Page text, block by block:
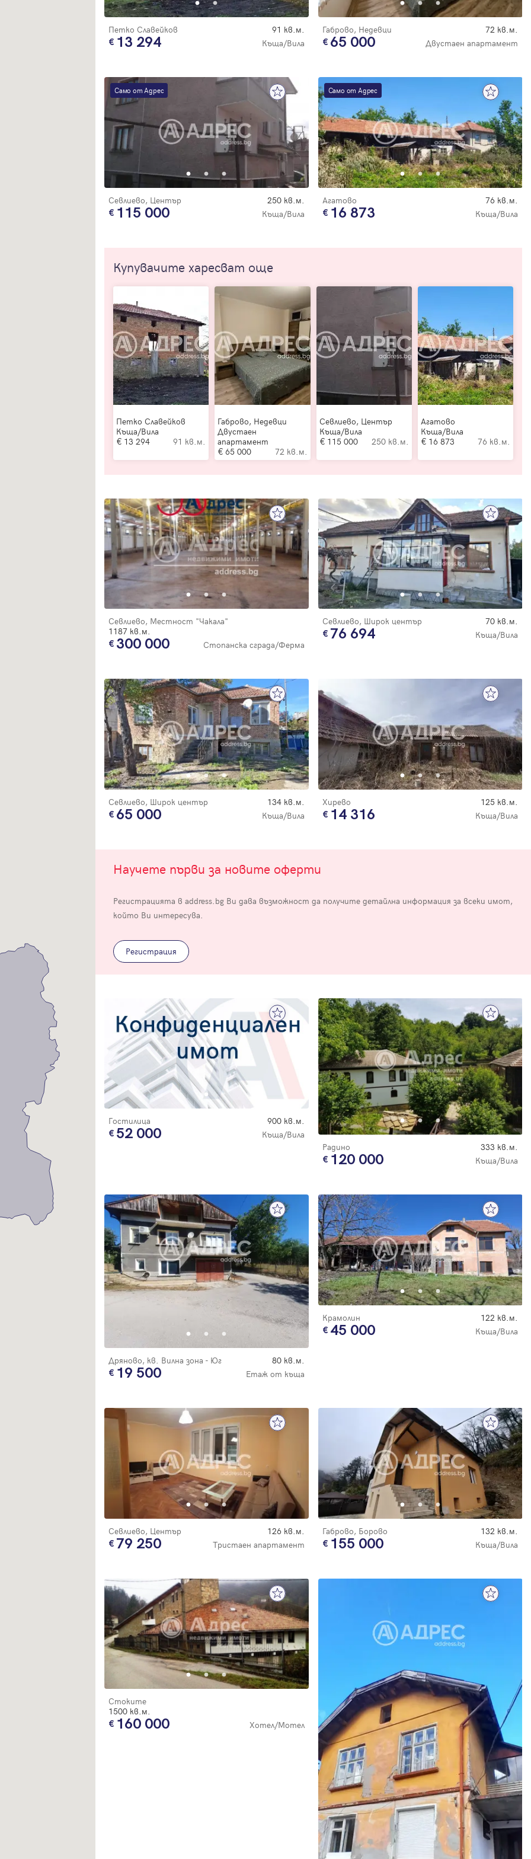
Петко Славейков 91 кв.м.
13 294 Къща/Вила
Габрово, Недевци 72 кв.м.
65 000 Двустаен апартамент
Само от Адрес
Севлиево, Център 250 кв.м.
115 000 Къща/Вила
Само от Адрес
Агатово 76 кв.м.
16 873 Къща/Вила
Купувачите харесват още
Петко Славейков
Къща/Вила
13 294
91 кв.м.
Габрово, Недевци
Двустаен
апартамент
65 000
72 кв.м.
Севлиево, Център
Къща/Вила
115 000
250 кв.м.
Агатово
Къща/Вила
16 873
76 кв.м.
Севлиево, Местност "Чакала"
1187 кв.м.
300 000 Стопанска сграда/Ферма
Севлиево, Широк център 70 кв.м.
76 694 Къща/Вила
Севлиево, Широк център 134 кв.м.
65 000 Къща/Вила
Хирево 125 кв.м.
14 316 Къща/Вила
Научете първи за новите оферти
Регистрацията в address.bg Ви дава възможност да получите детайлна информация за всеки имот,
който Ви интересува.
Регистрация
Гостилица 900 кв.м.
52 000
Къща/Вила
Радино
333 кв.м.
120 000 Къща/Вила
Дряново, кв. Вилна зона - Юг 80 кв.м.
19 500 Етаж от къща
Крамолин 122 кв.м.
45 000 Къща/Вила
Севлиево, Център 126 кв.м.
79 250 Тристаен апартамент
Габрово, Борово 132 кв.м.
155 000 Къща/Вила
Стоките
1500 кв.м.
160 000 Хотел/Мотел
Благодарим ви! Проверете имейл адрес си, за да активирате
регистрацията.
Благодарим ви! Очаквайте скоро да се свържем с вас!
Продължи с Google
или влезте с имейл
Парола
Забравена парола
Регистрация